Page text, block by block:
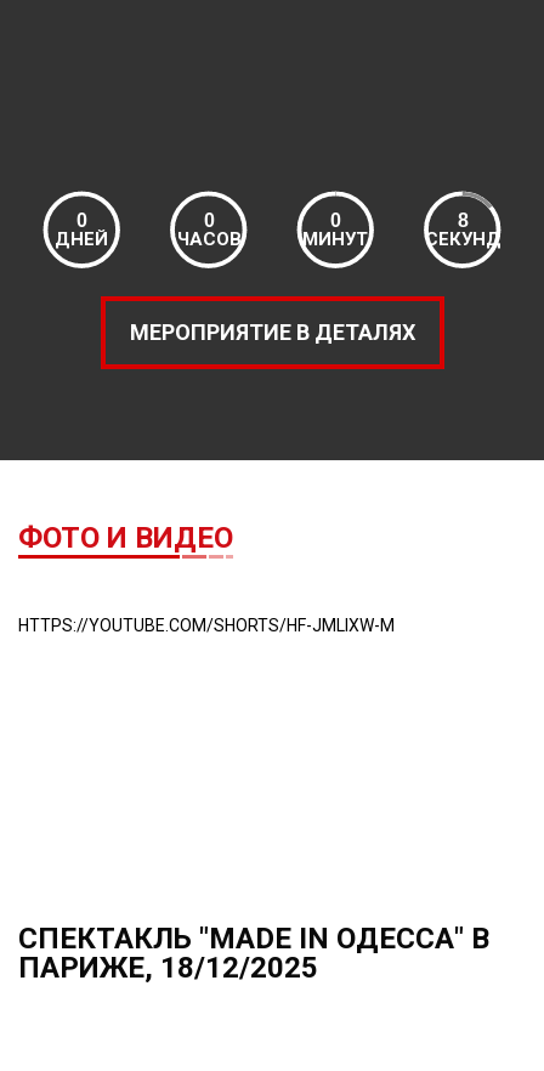
0
ДНЕЙ
0
ЧАСОВ
0
МИНУТ
8
СЕКУНД
МЕРОПРИЯТИЕ В ДЕТАЛЯХ
ФОТО И ВИДЕО
HTTPS://YOUTUBE.COM/SHORTS/HF-JMLIXW-M
СПЕКТАКЛЬ "MADE IN ОДЕССА" В
ПАРИЖЕ, 18/12/2025